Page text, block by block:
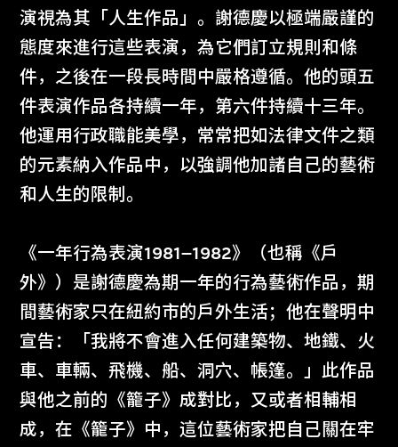
演視為其「人生作品」。謝德慶以極端嚴謹的
態度來進行這些表演，為它們訂立規則和條
件，之後在一段長時間中嚴格遵循。他的頭五
件表演作品各持續一年，第六件持續十三年。
他運用行政職能美學，常常把如法律文件之類
的元素納入作品中，以強調他加諸自己的藝術
和人生的限制。
《一年行為表演1981–1982》（也稱《戶
外》）是謝德慶為期一年的行為藝術作品，期
間藝術家只在紐約市的戶外生活；他在聲明中
宣告：「我將不會進入任何建築物、地鐵、火
車、車輛、飛機、船、洞穴、帳篷。」此作品
與他之前的《籠子》成對比，又或者相輔相
成，在《籠子》中，這位藝術家把自己關在牢